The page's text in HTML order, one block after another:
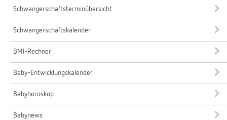
Schwangerschaftsterminübersicht
Schwangerschaftskalender
BMI-Rechner
Baby-Entwicklungskalender
Babyhoroskop
Babynews